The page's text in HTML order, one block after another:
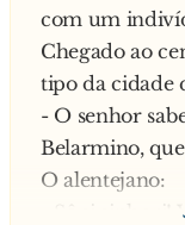
com um
Chegado ao
tipo da cidade
- O senhor
Belarmino,
O alentejano:
- Sê si sinhori!